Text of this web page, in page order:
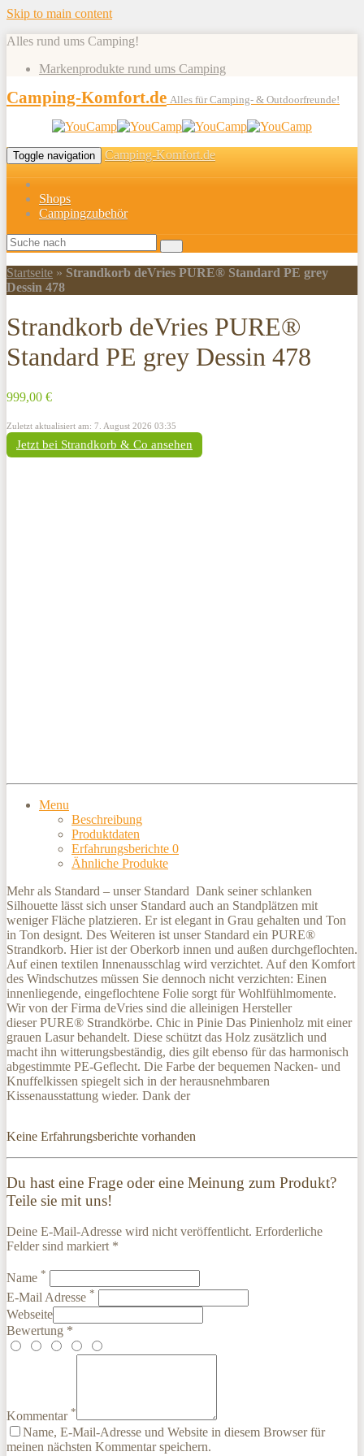
Skip to main content
Alles rund ums Camping!
Markenprodukte rund ums Camping
Camping-Komfort.de Alles für Camping- & Outdoorfreunde!
Toggle navigation Camping-Komfort.de
Shops
Campingzubehör
Startseite » Strandkorb deVries PURE® Standard PE grey
Dessin 478
Strandkorb deVries PURE®
Standard PE grey Dessin 478
999,00 €
Zuletzt aktualisiert am: 7. August 2026 03:35
Jetzt bei Strandkorb & Co ansehen
Menu
Beschreibung
Produktdaten
Erfahrungsberichte 0
Ähnliche Produkte
Mehr als Standard – unser Standard Dank seiner schlanken
Silhouette lässt sich unser Standard auch an Standplätzen mit
weniger Fläche platzieren. Er ist elegant in Grau gehalten und Ton
in Ton designt. Des Weiteren ist unser Standard ein PURE®
Strandkorb. Hier ist der Oberkorb innen und außen durchgeflochten.
Auf einen textilen Innenausschlag wird verzichtet. Auf den Komfort
des Windschutzes müssen Sie dennoch nicht verzichten: Einen
innenliegende, eingeflochtene Folie sorgt für Wohlfühlmomente.
Wir von der Firma deVries sind die alleinigen Hersteller
dieser PURE® Strandkörbe. Chic in Pinie Das Pinienholz mit einer
grauen Lasur behandelt. Diese schützt das Holz zusätzlich und
macht ihn witterungsbeständig, dies gilt ebenso für das harmonisch
abgestimmte PE-Geflecht. Die Farbe der bequemen Nacken- und
Knuffelkissen spiegelt sich in der herausnehmbaren
Kissenausstattung wieder. Dank der
Keine Erfahrungsberichte vorhanden
Du hast eine Frage oder eine Meinung zum Produkt?
Teile sie mit uns!
Deine E-Mail-Adresse wird nicht veröffentlicht. Erforderliche
Felder sind markiert *
Name *
E-Mail Adresse *
Webseite
Bewertung *
Kommentar *
Name, E-Mail-Adresse und Website in diesem Browser für
meinen nächsten Kommentar speichern.